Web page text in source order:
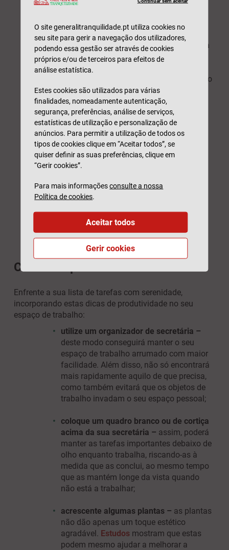
sua secretária perto de uma janela, se
possível, e de costas para a cama ou o
resto da divisão, para ajudar a separar a
vida pessoal do trabalho;
tente aproveitar ao
máximo a luz natural e utilize um
candeeiro de secretária que emita uma
luz de tonalidade quente para quando
trabalhar de manhã cedo ou ao final da
tarde;
regule a altura do ecrã do seu
computador –
imediatamente abaixo, do nível dos seus
olhos. Poderá ser necessário utilizar um
suporte elevatório e investir num teclado
separado se estiver a trabalhar num
portátil. Posicione o monitor a, pelo
menos, 50 cm dos seus olhos.
Cuidar da produtividade
Enfrente a sua lista de tarefas com serenidade,
incorporando estas dicas de produtividade no seu
espaço de trabalho:
utilize um organizador de secretária –
deste modo conseguirá manter o seu
espaço de trabalho arrumado com maior
facilidade. Além disso, não só encontrará
mais rapidamente aquilo de que precisa,
como também evitará que os objetos de
trabalho invadam o seu espaço pessoal;
coloque um quadro branco ou de cortiça
acima da sua secretária – assim, poderá
manter as tarefas importantes debaixo de
olho enquanto trabalha, riscando-as à
medida que as conclui, ao mesmo tempo
que as mantém longe da vista quando
não está a trabalhar;
acrescente algumas plantas – as plantas
não dão apenas um toque estético
agradável. Estudos mostram que estas
podem mesmo ajudar a melhorar a
O site generalitranquilidade.pt utiliza cookies no
seu site para gerir a navegação dos utilizadores,
podendo essa gestão ser através de cookies
próprios e/ou de terceiros para efeitos de
análise estatística.
Estes cookies são utilizados para várias
finalidades, nomeadamente autenticação,
segurança, preferências, análise de serviços,
estatísticas de utilização e personalização de
anúncios. Para permitir a utilização de todos os
tipos de cookies clique em “Aceitar todos”, se
quiser definir as suas preferências, clique em
“Gerir cookies”.
Para mais informaçõesconsulte a nossa
Política de cookies.
Gerir cookies
Aceitar todos